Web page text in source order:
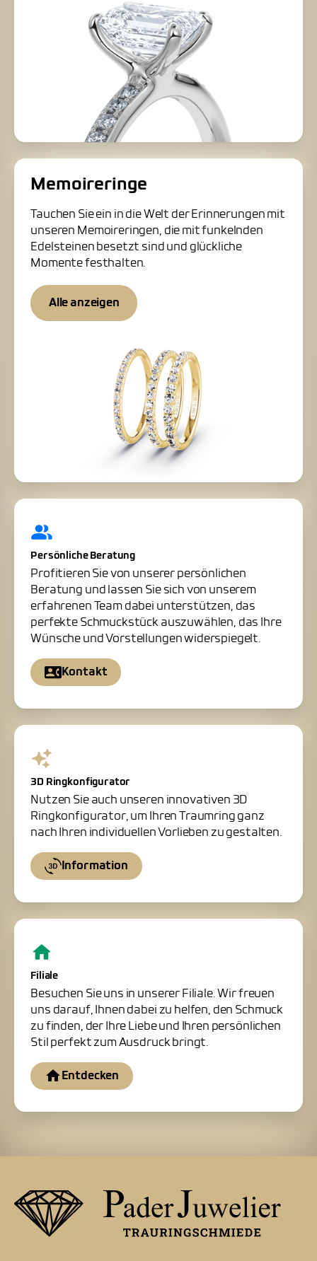
Memoireringe
Tauchen Sie ein in die Welt der Erinnerungen mit
unseren Memoireringen, die mit funkelnden
Edelsteinen besetzt sind und glückliche
Momente festhalten.
Alle anzeigen
Persönliche Beratung
Profitieren Sie von unserer persönlichen
Beratung und lassen Sie sich von unserem
erfahrenen Team dabei unterstützen, das
perfekte Schmuckstück auszuwählen, das Ihre
Wünsche und Vorstellungen widerspiegelt.
Kontakt
3D Ringkonfigurator
Nutzen Sie auch unseren innovativen 3D
Ringkonfigurator, um Ihren Traumring ganz
nach Ihren individuellen Vorlieben zu gestalten.
Information
Filiale
Besuchen Sie uns in unserer Filiale. Wir freuen
uns darauf, Ihnen dabei zu helfen, den Schmuck
zu finden, der Ihre Liebe und Ihren persönlichen
Stil perfekt zum Ausdruck bringt.
Entdecken